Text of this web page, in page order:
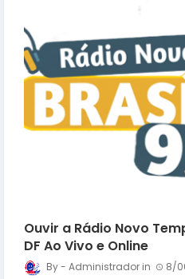
Ouvir a Rádio Novo
DF Ao Vivo e Online
Administrador 8/